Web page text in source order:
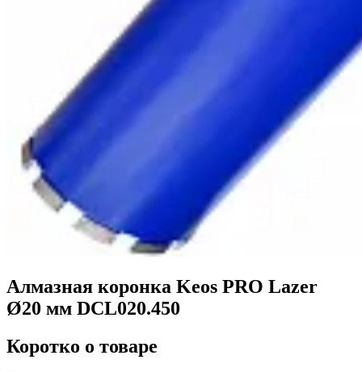
Алмазная коронка Keos PRO Lazer
Ø20 мм DCL020.450
Коротко о товаре